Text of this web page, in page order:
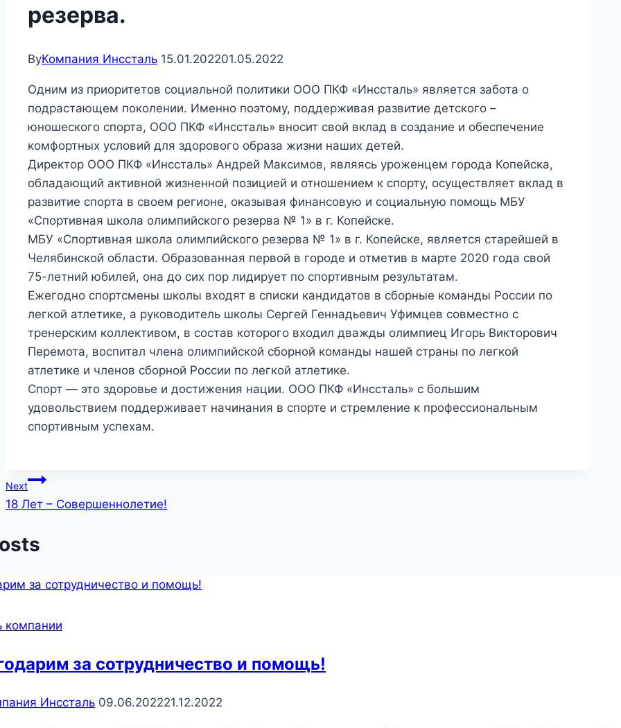
резерва.
ByКомпания Инссталь 15.01.202201.05.2022
Одним из приоритетов социальной политики ООО ПКФ «Инссталь» является забота о
подрастающем поколении. Именно поэтому, поддерживая развитие детского –
юношеского спорта, ООО ПКФ «Инссталь» вносит свой вклад в создание и обеспечение
комфортных условий для здорового образа жизни наших детей.
Директор ООО ПКФ «Инссталь» Андрей Максимов, являясь уроженцем города Копейска,
обладающий активной жизненной позицией и отношением к спорту, осуществляет вклад в
развитие спорта в своем регионе, оказывая финансовую и социальную помощь МБУ
«Спортивная школа олимпийского резерва № 1» в г. Копейске.
МБУ «Спортивная школа олимпийского резерва № 1» в г. Копейске, является старейшей в
Челябинской области. Образованная первой в городе и отметив в марте 2020 года свой
75-летний юбилей, она до сих пор лидирует по спортивным результатам.
Ежегодно спортсмены школы входят в списки кандидатов в сборные команды России по
легкой атлетике, а руководитель школы Сергей Геннадьевич Уфимцев совместно с
тренерским коллективом, в состав которого входил дважды олимпиец Игорь Викторович
Перемота, воспитал члена олимпийской сборной команды нашей страны по легкой
атлетике и членов сборной России по легкой атлетике.
Спорт — это здоровье и достижения нации. ООО ПКФ «Инссталь» с большим
удовольствием поддерживает начинания в спорте и стремление к профессиональным
спортивным успехам.
Post
navigation
Next
18 Лет – Совершеннолетие!
компании
за сотрудничество и помощь!
Инссталь 09.06.202221.12.2022